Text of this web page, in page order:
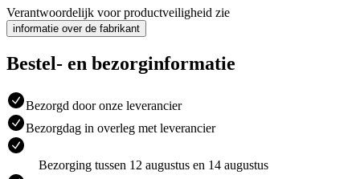
Verantwoordelijk voor productveiligheid zie
informatie over de fabrikant
Bestel- en bezorginformatie
Bezorgd door onze leverancier
Bezorgdag in overleg met leverancier
Bezorging tussen 12 augustus en 14 augustus